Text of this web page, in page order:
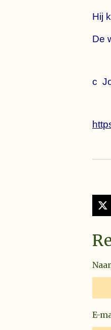
Hij
De
c
X
E-